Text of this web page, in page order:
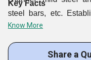
steel bars, etc.
successfully delivered
2 high tech
durable, sturdy and
Key Facts
Know More
Share a